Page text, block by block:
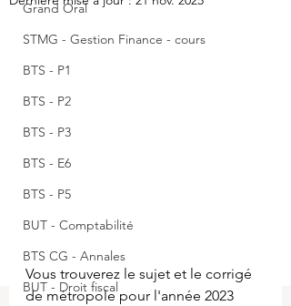
Grand Oral
STMG - Gestion Finance - cours
BTS - P1
BTS - P2
BTS - P3
BTS - E6
BTS - P5
BUT - Comptabilité
BTS CG - Annales
BUT - Droit fiscal
Vous trouverez le sujet et le corrigé
de métropole pour l'année 2023